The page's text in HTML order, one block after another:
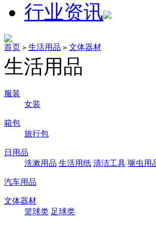
行业资讯
首页 > 生活用品 > 文体器材
生活用品
服装
女装
箱包
旅行包
日用品
洗漱用品 生活用纸 清洁工具 驱虫用
汽车用品
文体器材
篮球类 足球类